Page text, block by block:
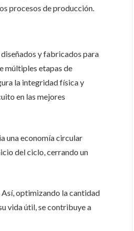
procesos de producción.
y fabricados para
múltiples etapas de
la integridad física y
en las mejores
una economía circular
del ciclo, cerrando un
optimizando la cantidad
vida útil, se contribuye a